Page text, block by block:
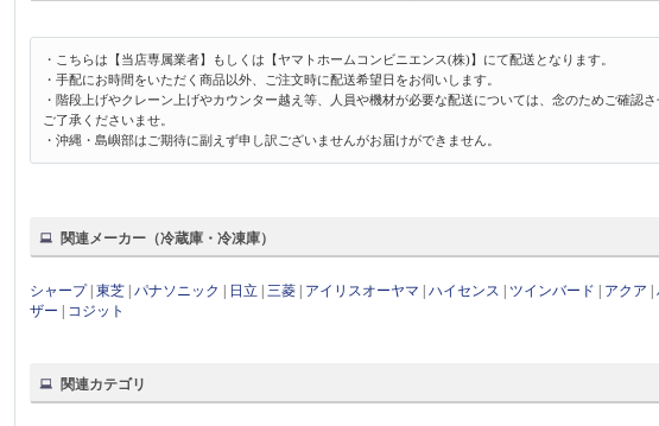
・こちらは【当店専属業者】もしくは【ヤマトホームコンビニエンス(株)】にて配送となります。
・手配にお時間をいただく商品以外、ご注文時に配送希望日をお伺いします。
・階段上げやクレーン上げやカウンター越え等、人員や機材が必要な配送については、念のためご確
ご了承くださいませ。
・沖縄・島嶼部はご期待に副えず申し訳ございませんがお届けができません。
関連メーカー（冷蔵庫・冷凍庫）
シャープ|東芝 |パナソニック 日立 |三菱 アイリスオーヤマ |ハイセンス ツインバード アクア |
ザー
コジット
関連カテゴリ